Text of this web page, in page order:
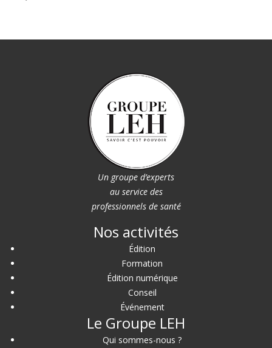
Un groupe d’experts
au service des
professionnels de santé
Nos activités
Édition
Formation
Édition numérique
Conseil
Événement
Le Groupe LEH
Qui sommes-nous ?